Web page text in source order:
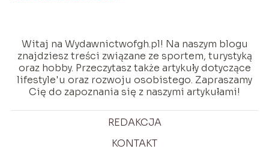
Witaj na Wydawnictwofgh.pl! Na naszym blogu
znajdziesz treści związane ze sportem, turystyką
oraz hobby. Przeczytasz także artykuły dotyczące
lifestyle'u oraz rozwoju osobistego. Zapraszamy
Cię do zapoznania się z naszymi artykułami!
REDAKCJA
KONTAKT